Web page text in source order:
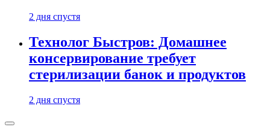
2 дня спустя
Технолог Быстров: Домашнее
консервирование требует
стерилизации банок и продуктов
2 дня спустя